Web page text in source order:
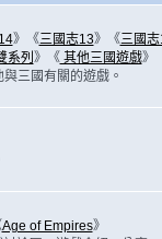
》《三國志13》《三國
系列 》《其他三國遊戲》
三國有關的遊戲。
Age of Empires》